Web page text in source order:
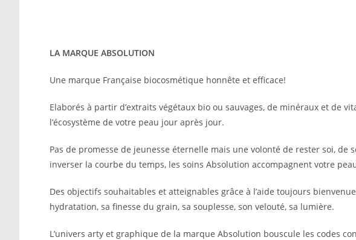
LA MARQUE ABSOLUTION
Une marque Française biocosmétique honnête et efficace!
Elaborés à partir d’extraits végétaux bio ou sauvages, de minéraux et de
l’écosystème de votre peau jour après jour.
Pas de promesse de jeunesse éternelle mais une volonté de rester soi, de
inverser la courbe du temps, les soins Absolution accompagnent votre
Des objectifs souhaitables et atteignables grâce à l’aide toujours
hydratation, sa finesse du grain, sa souplesse, son velouté, sa lumière.
L’univers arty et graphique de la marque Absolution bouscule les codes